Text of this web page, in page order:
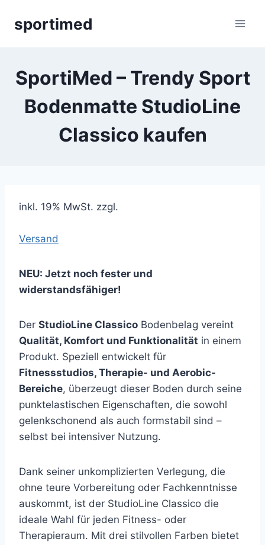
Inhaltsportimed
SportiMed – Trendy Sport
Bodenmatte StudioLine
Classico kaufen
inkl. 19% MwSt. zzgl.
Versand
NEU: Jetzt noch fester und
widerstandsfähiger!
Der StudioLine Classico Bodenbelag vereint
Qualität, Komfort und Funktionalität in einem
Produkt. Speziell entwickelt für
Fitnessstudios, Therapie- und Aerobic-
Bereiche, überzeugt dieser Boden durch seine
punktelastischen Eigenschaften, die sowohl
gelenkschonend als auch formstabil sind –
selbst bei intensiver Nutzung.
Dank seiner unkomplizierten Verlegung, die
ohne teure Vorbereitung oder Fachkenntnisse
auskommt, ist der StudioLine Classico die
ideale Wahl für jeden Fitness- oder
Therapieraum. Mit drei stilvollen Farben bietet